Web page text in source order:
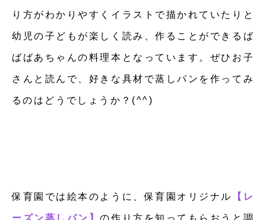
り方がわかりやすくイラストで描かれていたりと
幼児の子どもが楽しく読み、作ることができるば
ばばあちゃんの料理本となっています。ぜひお子
さんと読んで、好きな具材で蒸しパンを作ってみ
るのはどうでしょうか？(^^)
保育園では絵本のように、保育園オリジナル 【レ